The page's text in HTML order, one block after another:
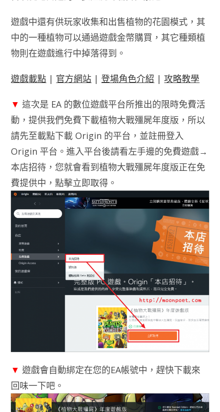
遊戲中還有供玩家收集和出售植物的花園模式，其
中的一種植物可以通過遊戲金幣購買，其它種類植
物則在遊戲進行中掉落得到。
遊戲載點 | 官方網站 |登場角色介紹 |攻略教學
▼ 這次是 EA 的數位遊戲平台所推出的限時免費活
動，提供我們免費下載植物大戰殭屍年度版，所以
請先至載點下載 Origin 的平台，並註冊登入
Origin 平台。進入平台後請看左手邊的免費遊戲→
本店招待，您就會看到植物大戰殭屍年度版正在免
費提供中，點擊立即取得。
▼ 遊戲會自動綁定在您的EA帳號中，趕快下載來
回味一下吧。